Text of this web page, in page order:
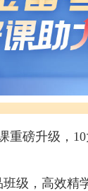
重磅升级，
班级，高效精